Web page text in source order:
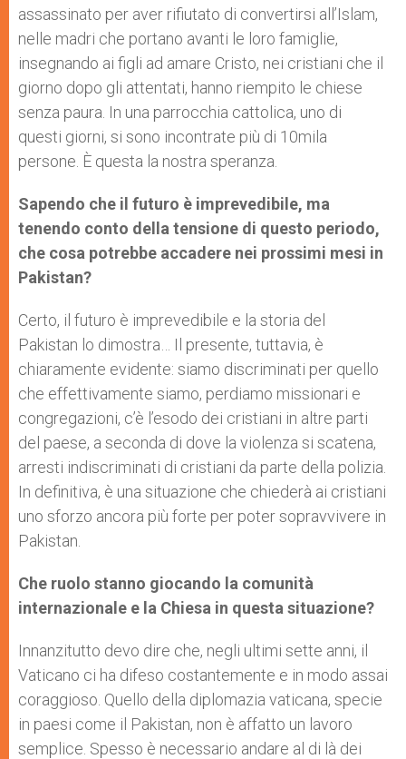
assassinato per aver rifiutato di convertirsi all’Islam,
nelle madri che portano avanti le loro famiglie,
insegnando ai figli ad amare Cristo, nei cristiani che il
giorno dopo gli attentati, hanno riempito le chiese
senza paura. In una parrocchia cattolica, uno di
questi giorni, si sono incontrate più di 10mila
persone. È questa la nostra speranza.
Sapendo che il futuro è imprevedibile, ma
tenendo conto della tensione di questo periodo,
che cosa potrebbe accadere nei prossimi mesi in
Pakistan?
Certo, il futuro è imprevedibile e la storia del
Pakistan lo dimostra… Il presente, tuttavia, è
chiaramente evidente: siamo discriminati per quello
che effettivamente siamo, perdiamo missionari e
congregazioni, c’è l’esodo dei cristiani in altre parti
del paese, a seconda di dove la violenza si scatena,
arresti indiscriminati di cristiani da parte della polizia.
In definitiva, è una situazione che chiederà ai cristiani
uno sforzo ancora più forte per poter sopravvivere in
Pakistan.
Che ruolo stanno giocando la comunità
internazionale e la Chiesa in questa situazione?
Innanzitutto devo dire che, negli ultimi sette anni, il
Vaticano ci ha difeso costantemente e in modo assai
coraggioso. Quello della diplomazia vaticana, specie
in paesi come il Pakistan, non è affatto un lavoro
semplice. Spesso è necessario andare al di là dei